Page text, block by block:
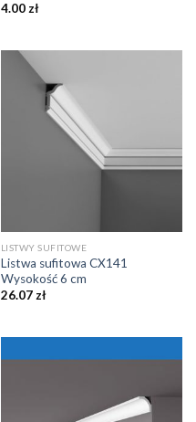
4.00zł
LISTWY SUFITOWE
Listwa sufitowa CX141
Wysokość 6 cm
26.07 zł